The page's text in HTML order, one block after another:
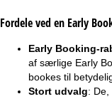
Fordele ved en Early
Early Booking-
af særlige Early
bookes til
Stort udvalg: